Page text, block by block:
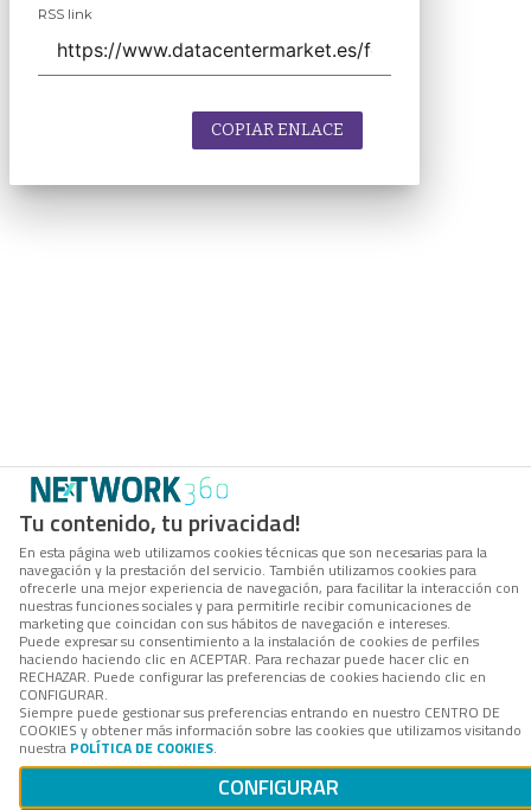
Tu contenido, tu privacidad!
En esta página web utilizamos cookies técnicas que son necesarias para la
navegación y la prestación del servicio. También utilizamos cookies para
ofrecerle una mejor experiencia de navegación, para facilitar la interacción con
nuestras funciones sociales y para permitirle recibir comunicaciones de
marketing que coincidan con sus hábitos de navegación e intereses.
Puede expresar su consentimiento a la instalación de cookies de perfiles
haciendo haciendo clic en ACEPTAR. Para rechazar puede hacer clic en
RECHAZAR. Puede configurar las preferencias de cookies haciendo clic en
CONFIGURAR.
Siempre puede gestionar sus preferencias entrando en nuestro CENTRO DE
COOKIES y obtener más información sobre las cookies que utilizamos visitando
nuestra POLÍTICA DE COOKIES.
CONFIGURAR
RSS link
COPIAR ENLACE